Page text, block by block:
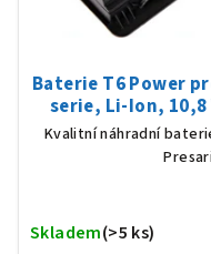
Baterie T6 Power
serie, Li-Ion, 10,8
Kvalitní náhradní
Skladem(>5 ks)